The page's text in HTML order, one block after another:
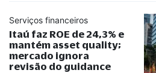
Serviços financeiros
Itaú faz ROE de 24,3% e
mantém asset quality;
mercado ignora
revisão do guidance